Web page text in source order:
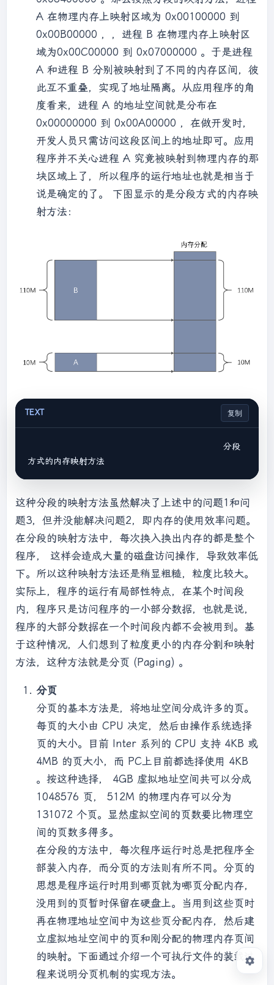
A 在物理内存上映射区域为 0x00100000 到
0x00B00000 ，，进程 B 在物理内存上映射区
域为0x00C00000 到 0x07000000 。于是进程
A 和进程 B 分别被映射到了不同的内存区间，彼
此互不重叠，实现了地址隔离。从应用程序的角
度看来，进程 A 的地址空间就是分布在
0x00000000 到 0x00A00000 ，在做开发时，
开发人员只需访问这段区间上的地址即可。应用
程序并不关心进程 A 究竟被映射到物理内存的那
块区域上了，所以程序的运行地址也就是相当于
说是确定的了。 下图显示的是分段方式的内存映
射方法：
TEXT 复制
这种分段的映射方法虽然解决了上述中的问题1和问
题3，但并没能解决问题2，即内存的使用效率问题。
在分段的映射方法中，每次换入换出内存的都是整个
程序， 这样会造成大量的磁盘访问操作，导致效率低
下。所以这种映射方法还是稍显粗糙，粒度比较大。
实际上，程序的运行有局部性特点，在某个时间段
内，程序只是访问程序的一小部分数据，也就是说，
程序的大部分数据在一个时间段内都不会被用到。基
于这种情况，人们想到了粒度更小的内存分割和映射
方法，这种方法就是分页 (Paging) 。
分页
分页的基本方法是，将地址空间分成许多的页。
每页的大小由 CPU 决定，然后由操作系统选择
页的大小。目前 Inter 系列的 CPU 支持 4KB 或
4MB 的页大小，而 PC上目前都选择使用 4KB
。按这种选择， 4GB 虚拟地址空间共可以分成
1048576 页， 512M 的物理内存可以分为
131072 个页。显然虚拟空间的页数要比物理空
间的页数多得多。
在分段的方法中，每次程序运行时总是把程序全
部装入内存，而分页的方法则有所不同。分页的
思想是程序运行时用到哪页就为哪页分配内存，
没用到的页暂时保留在硬盘上。当用到这些页时
再在物理地址空间中为这些页分配内存，然后建
立虚拟地址空间中的页和刚分配的物理内存页间
的映射。下面通过介绍一个可执行文件的装载过
程来说明分页机制的实现方法。